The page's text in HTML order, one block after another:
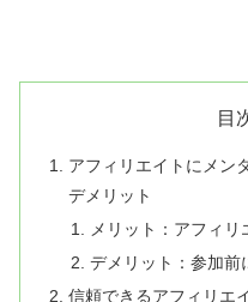
目
アフィリエイトにメン
デメリット
メリット：アフィ
デメリット：参加前
信頼できるアフィリエ